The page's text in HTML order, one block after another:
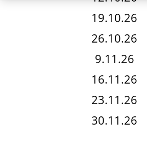
19.10.26
26.10.26
9.11.26
16.11.26
23.11.26
30.11.26